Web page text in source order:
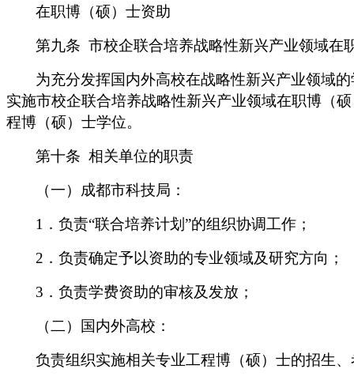
在职博（硕）士资助
第九条 市校企联合培养战略性新兴产业领域在
为充分发挥国内外高校在战略性新兴产业领域
实施市校企联合培养战略性新兴产业领域在职博（
程博（硕）士学位。
第十条 相关单位的职责
（一）成都市科技局：
1 ．负责“联合培养计划”的组织协调工作；
2 ．负责确定予以资助的专业领域及研究方向；
3 ．负责学费资助的审核及发放；
（二）国内外高校：
负责组织实施相关专业工程博（硕）士的招生